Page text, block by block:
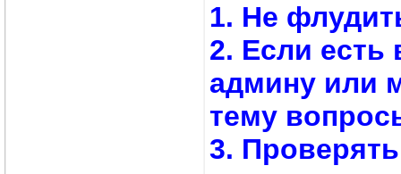
1. Не
2. Если есть
админу или
тему
3.